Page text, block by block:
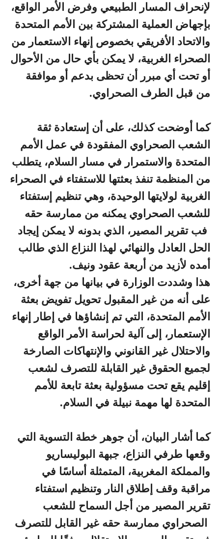
لإنحراف المسار الطبيعي وفرض الأمر الواقع،
بإجهاض العملية المشتركة بين الأمم المتحدة
والاتحاد الأفريقي بخصوص إنهاء الاستعمار من
الصحراء الغربية، لا يمكن بأي حال من الأحوال
أو تحت أي مبرر أن تحظى بدعم أو موافقة
من قبل الطرف الصحراوي.
كما أوضحت كذلك، على أن إستعادة ثقة
الشعب الصحراوي المفقودة في عمل الأمم
المتحدة والاستمرار في مسار السلام، يتطلب
من المنظمة تنفذ بعثتها للاستفتاء في الصحراء
الغربية لولايتها الوحيدة، وهي تنظيم إستفتاء
للشعب الصحراوي يمكنه من ممارسة حقه
فب تقرير المصير، الذي بدونه لا يمكن إيجاد
الحل العادل والنهائي لهذا النزاع الذي طالب
أمده لأزيد من أربعة عقود ونيف.
هذا وشددت الوزارة في بيانها من جهة أخرى،
على أنه من غير المقبول تحويل تفويض بعثة
الأمم المتحدة، التي تم إنشاؤها في إطار إنهاء
الإستعمار، إلى آلية لحراسة الأمر الواقع
والاحتلال غير القانوني والإنتهاكات الصارخة
لجميع الحقوق غير القابلة للتصرف لشعب
إقليم يقع تحت مسؤولية بعثة تابعة للأمم
المتحدة لها مهمة نبيلة في السلام.
كما أشار البيان، أن جوهر خطة التسوية التي
وقعها طرفي النزاع، جبهة البوليساريو
والمملكة المغربية، المتمثلة أساسًا في
مراقبة وقف إطلاق النار وتنظيم استفتاء
تقرير المصير من أجل السماح للشعب
الصحراوي ممارسة حقه غير القابل للتصرف